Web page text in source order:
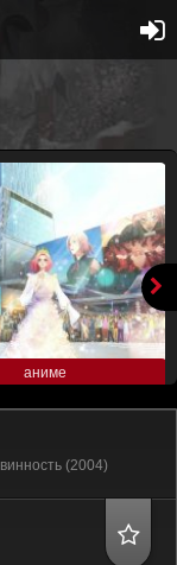
аниме
(2004)